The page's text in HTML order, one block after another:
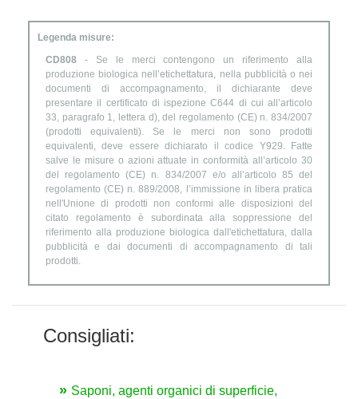
Legenda misure:
CD808 - Se le merci contengono un riferimento alla
produzione biologica nell’etichettatura, nella pubblicità o nei
documenti di accompagnamento, il dichiarante deve
presentare il certificato di ispezione C644 di cui all’articolo
33, paragrafo 1, lettera d), del regolamento (CE) n. 834/2007
(prodotti equivalenti). Se le merci non sono prodotti
equivalenti, deve essere dichiarato il codice Y929. Fatte
salve le misure o azioni attuate in conformità all’articolo 30
del regolamento (CE) n. 834/2007 e/o all’articolo 85 del
regolamento (CE) n. 889/2008, l’immissione in libera pratica
nell'Unione di prodotti non conformi alle disposizioni del
citato regolamento è subordinata alla soppressione del
riferimento alla produzione biologica dall'etichettatura, dalla
pubblicità e dai documenti di accompagnamento di tali
prodotti.
Consigliati:
Saponi, agenti organici di superficie,